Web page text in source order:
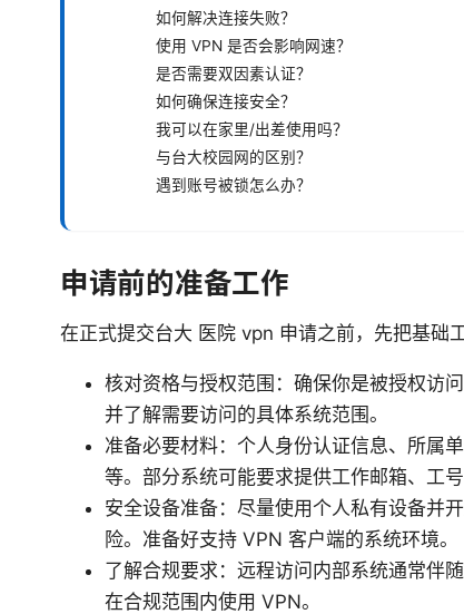
如何解决连接失败？
使用 VPN 是否会影响网速？
是否需要双因素认证？
如何确保连接安全？
我可以在家里/出差使用吗？
与台大校园网的区别？
遇到账号被锁怎么办？
申请前的准备工作
在正式提交台大 医院 vpn 申请之前，先把基础
核对资格与授权范围：确保你是被授权访
并了解需要访问的具体系统范围。
准备必要材料：个人身份认证信息、所属
等。部分系统可能要求提供工作邮箱、工
安全设备准备：尽量使用个人私有设备并
险。准备好支持 VPN 客户端的系统环境。
了解合规要求：远程访问内部系统通常伴
在合规范围内使用 VPN。